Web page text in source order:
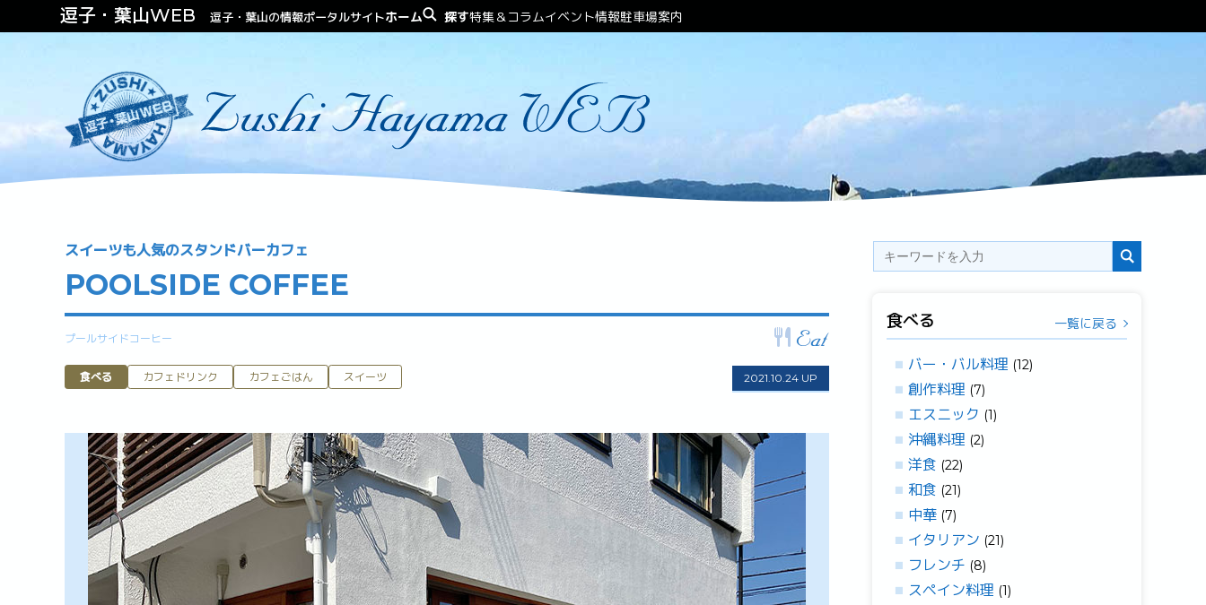
逗子・葉山WEB 逗子・葉山の情報ポータルサイトホーム 探す特集＆コラムイベント情報駐車場案内
スイーツも人気のスタンドバーカフェ
POOLSIDE COFFEE
プールサイドコーヒー
食べる カフェドリンク カフェごはん スイーツ 2021.10.24 UP
食べる 一覧に戻る
バー・バル料理 (12)
創作料理 (7)
エスニック (1)
沖縄料理 (2)
洋食 (22)
和食 (21)
中華 (7)
イタリアン (21)
フレンチ (8)
スペイン料理 (1)
ファッションビューティー不動産（住む・泊まる）